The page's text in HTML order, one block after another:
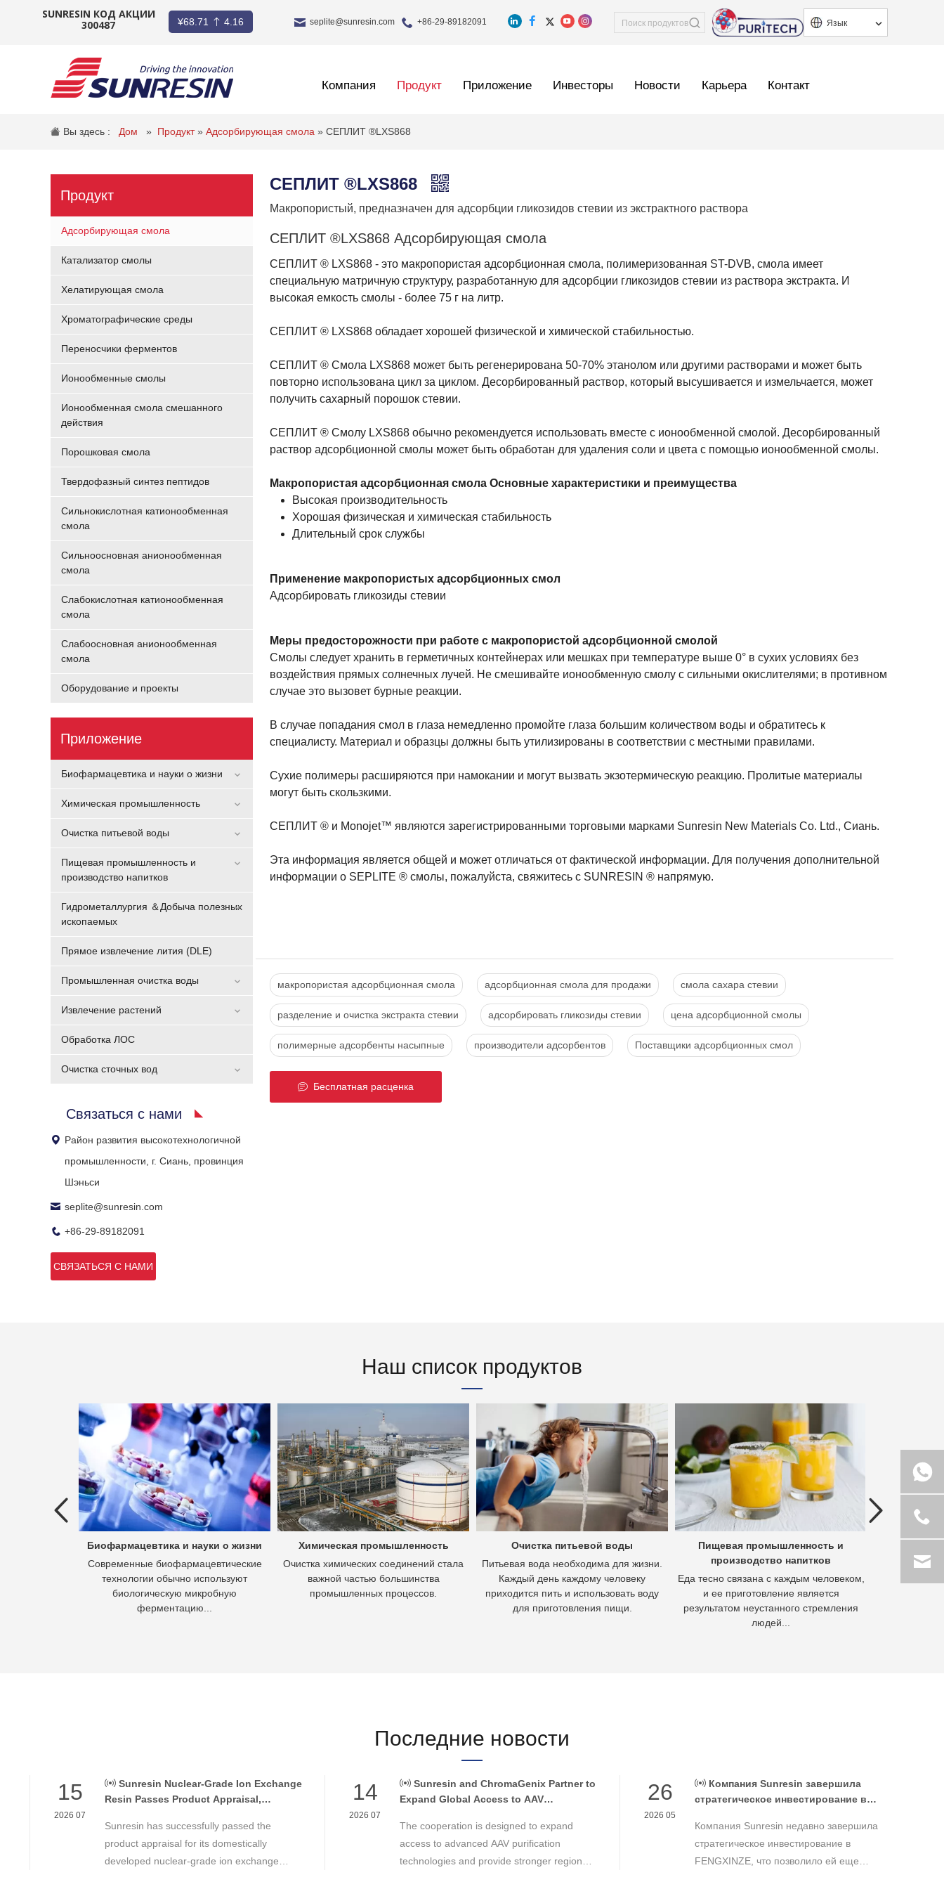
КОМПАНИЯ
SUNRESIN КОД АКЦИИ
300487
¥68.71 4.16 seplite@sunresin.com +86-29-89182091 Язык
Компания Продукт Приложение Инвесторы Новости Карьера Контакт
Вы здесь : Дом » Продукт» Адсорбирующая смола » СЕПЛИТ ®LXS868
СЕПЛИТ ®LXS868
Макропористый, предназначен для адсорбции гликозидов стевии из экстрактного раствора
СЕПЛИТ ®LXS868 Адсорбирующая смола
СЕПЛИТ ® LXS868 - это макропористая адсорбционная смола, полимеризованная ST-DVB, смола имеет
специальную матричную структуру, разработанную для адсорбции гликозидов стевии из раствора экстракта. И
высокая емкость смолы - более 75 г на литр.
СЕПЛИТ ® LXS868 обладает хорошей физической и химической стабильностью.
СЕПЛИТ ® Смола LXS868 может быть регенерирована 50-70% этанолом или другими растворами и может быть
повторно использована цикл за циклом. Десорбированный раствор, который высушивается и измельчается, может
получить сахарный порошок стевии.
СЕПЛИТ ® Смолу LXS868 обычно рекомендуется использовать вместе с ионообменной смолой. Десорбированный
раствор адсорбционной смолы может быть обработан для удаления соли и цвета с помощью ионообменной смолы.
Макропористая адсорбционная смола Основные характеристики и преимущества
Высокая производительность
Хорошая физическая и химическая стабильность
Длительный срок службы
Применение макропористых адсорбционных смол
Адсорбировать гликозиды стевии
Меры предосторожности при работе с макропористой адсорбционной смолой
Смолы следует хранить в герметичных контейнерах или мешках при температуре выше 0° в сухих условиях без
воздействия прямых солнечных лучей. Не смешивайте ионообменную смолу с сильными окислителями; в противном
случае это вызовет бурные реакции.
В случае попадания смол в глаза немедленно промойте глаза большим количеством воды и обратитесь к
специалисту. Материал и образцы должны быть утилизированы в соответствии с местными правилами.
Сухие полимеры расширяются при намокании и могут вызвать экзотермическую реакцию. Пролитые материалы
могут быть скользкими.
СЕПЛИТ ® и Monojet™ являются зарегистрированными торговыми марками Sunresin New Materials Co. Ltd., Сиань.
Эта информация является общей и может отличаться от фактической информации. Для получения дополнительной
информации о SEPLITE ® смолы, пожалуйста, свяжитесь с SUNRESIN ® напрямую.
макропористая адсорбционная смола адсорбционная смола для продажи смола сахара стевии
разделение и очистка экстракта стевии адсорбировать гликозиды стевии цена адсорбционной смолы
полимерные адсорбенты насыпные производители адсорбентов Поставщики адсорбционных смол
Бесплатная расценка
Продукт
Адсорбирующая смола
Катализатор смолы
Хелатирующая смола
Хроматографические среды
Переносчики ферментов
Ионообменные смолы
Ионообменная смола смешанного
действия
Порошковая смола
Твердофазный синтез пептидов
Сильнокислотная катионообменная
смола
Сильноосновная анионообменная
смола
Слабокислотная катионообменная
смола
Слабоосновная анионообменная
смола
Оборудование и проекты
Приложение
Биофармацевтика и науки о жизни
Химическая промышленность
Очистка питьевой воды
Пищевая промышленность и
производство напитков
Гидрометаллургия ＆Добыча полезных
ископаемых
Прямое извлечение лития (DLE)
Промышленная очистка воды
Извлечение растений
Обработка ЛОС
Очистка сточных вод
Связаться с нами
Район развития высокотехнологичной
промышленности, г. Сиань, провинция
Шэньси
seplite@sunresin.com
+86-29-89182091
СВЯЗАТЬСЯ С НАМИ
Наш список продуктов
Биофармацевтика и науки о жизни
Современные биофармацевтические
технологии обычно используют
биологическую микробную
ферментацию...
Химическая промышленность
Очистка химических соединений стала
важной частью большинства
промышленных процессов.
Очистка питьевой воды
Питьевая вода необходима для жизни.
Каждый день каждому человеку
приходится пить и использовать воду
для приготовления пищи.
Пищевая промышленность и
производство напитков
Еда тесно связана с каждым человеком,
и ее приготовление является
результатом неустанного стремления
людей...
Previous
Последние новости
15
2026 07
Sunresin Nuclear-Grade Ion Exchange
Resin Passes Product Appraisal,
Chemistry Control
Sunresin has successfully passed the
product appraisal for its domestically
developed nuclear-grade ion exchange
14
2026 07
Sunresin and ChromaGenix Partner to
Expand Global Access to AAV
The cooperation is designed to expand
access to advanced AAV purification
technologies and provide stronger regional
26
2026 05
Компания Sunresin завершила
стратегическое инвестирование в
расширения бизнеса в области
промышленной хроматографии.
Компания Sunresin недавно завершила
стратегическое инвестирование в
FENGXINZE, что позволило ей еще